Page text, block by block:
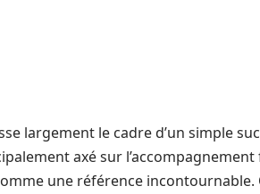
largement le cadre d’un simple
axé sur
une référence